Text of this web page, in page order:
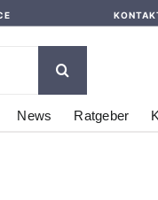
News Ratgeber